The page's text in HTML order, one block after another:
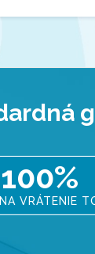
100%
VRÁTENIE